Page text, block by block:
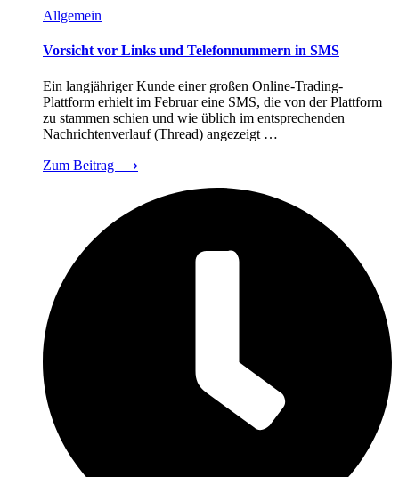
Allgemein
Vorsicht vor Links und Telefonnummern in SMS
Ein langjähriger Kunde einer großen Online-Trading-
Plattform erhielt im Februar eine SMS, die von der Plattform
zu stammen schien und wie üblich im entsprechenden
Nachrichtenverlauf (Thread) angezeigt …
Zum Beitrag ⟶